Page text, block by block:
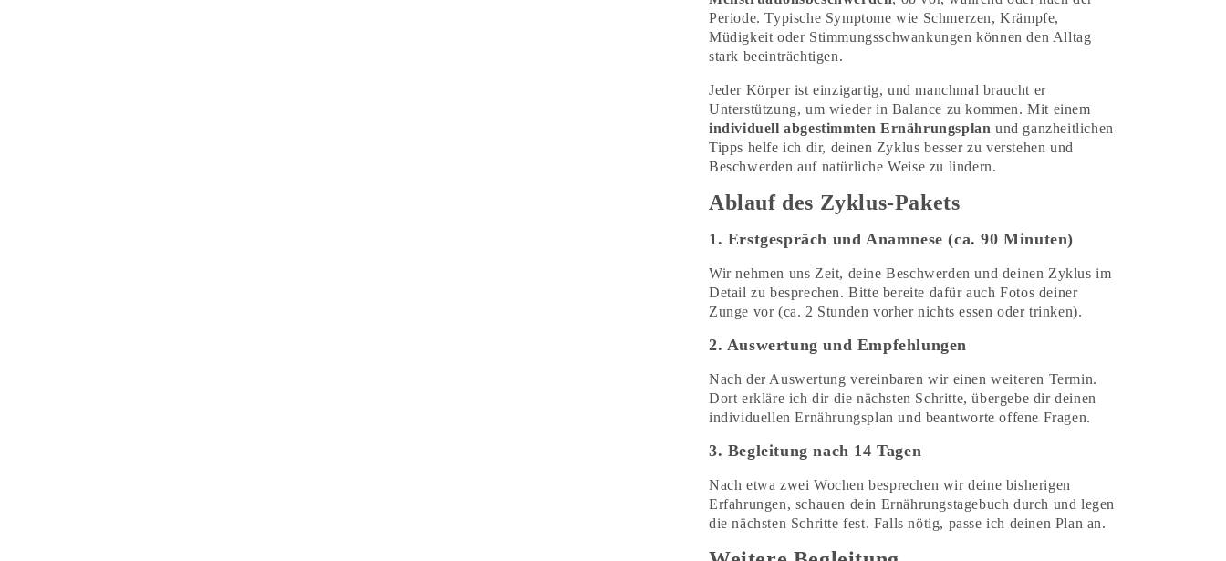
Periode. Typische Symptome wie Schmerzen, Krämpfe,
Müdigkeit oder Stimmungsschwankungen können den Alltag
stark beeinträchtigen.
Jeder Körper ist einzigartig, und manchmal braucht er
Unterstützung, um wieder in Balance zu kommen. Mit einem
individuell abgestimmten Ernährungsplan und ganzheitlichen
Tipps helfe ich dir, deinen Zyklus besser zu verstehen und
Beschwerden auf natürliche Weise zu lindern.
Ablauf des Zyklus-Pakets
1. Erstgespräch und Anamnese (ca. 90 Minuten)
Wir nehmen uns Zeit, deine Beschwerden und deinen Zyklus im
Detail zu besprechen. Bitte bereite dafür auch Fotos deiner
Zunge vor (ca. 2 Stunden vorher nichts essen oder trinken).
2. Auswertung und Empfehlungen
Nach der Auswertung vereinbaren wir einen weiteren Termin.
Dort erkläre ich dir die nächsten Schritte, übergebe dir deinen
individuellen Ernährungsplan und beantworte offene Fragen.
3. Begleitung nach 14 Tagen
Nach etwa zwei Wochen besprechen wir deine bisherigen
Erfahrungen, schauen dein Ernährungstagebuch durch und legen
die nächsten Schritte fest. Falls nötig, passe ich deinen Plan an.